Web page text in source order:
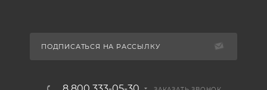
ПОДПИСАТЬСЯ НА РАССЫЛКУ